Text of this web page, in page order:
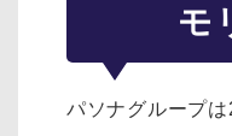
モ
パソナグループ